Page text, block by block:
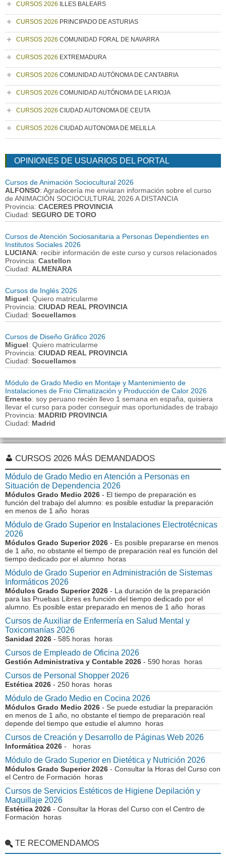
CURSOS 2026 ILLES BALEARS
CURSOS 2026 PRINCIPADO DE ASTURIAS
CURSOS 2026 COMUNIDAD FORAL DE NAVARRA
CURSOS 2026 EXTREMADURA
CURSOS 2026 COMUNIDAD AUTÓNOMA DE CANTABRIA
CURSOS 2026 COMUNIDAD AUTÓNOMA DE LA RIOJA
CURSOS 2026 CIUDAD AUTONOMA DE CEUTA
CURSOS 2026 CIUDAD AUTONOMA DE MELILLA
OPINIONES DE USUARIOS DEL PORTAL
Cursos de Animación Sociocultural 2026
ALFONSO: Agradecería me enviaran información sobre el curso
de ANIMACIÓN SOCIOCULTURAL 2026 A DISTANCIA
Provincia: CACERES PROVINCIA
Ciudad: SEGURO DE TORO
Cursos de Atención Sociosanitaria a Personas Dependientes en
Institutos Sociales 2026
LUCIANA: recibir información de este curso y cursos relacionados
Provincia: Castellon
Ciudad: ALMENARA
Cursos de Inglés 2026
Miguel: Quiero matricularme
Provincia: CIUDAD REAL PROVINCIA
Ciudad: Socuellamos
Cursos de Diseño Gráfico 2026
Miguel: Quiero matricularme
Provincia: CIUDAD REAL PROVINCIA
Ciudad: Socuellamos
Módulo de Grado Medio en Montaje y Mantenimiento de
Instalaciones de Frio Climatización y Producción de Calor 2026
Ernesto: soy peruano recién llevo 1 semana en españa, quisiera
llevar el curso para poder conseguir mas oportunidades de trabajo
Provincia: MADRID PROVINCIA
Ciudad: Madrid
CURSOS 2026 MÁS DEMANDADOS
Módulo de Grado Medio en Atención a Personas en
Situación de Dependencia 2026
Módulos Grado Medio 2026 - El tiempo de preparación es
función del trabajo del alumno: es posible estudiar la preparación
en menos de 1 año horas
Módulo de Grado Superior en Instalaciones Electrotécnicas
2026
Módulos Grado Superior 2026 - Es posible prepararse en menos
de 1 año, no obstante el tiempo de preparación real es función del
tiempo dedicado por el alumno horas
Módulo de Grado Superior en Administración de Sistemas
Informáticos 2026
Módulos Grado Superior 2026 - La duración de la preparación
para las Pruebas Libres es función del tiempo dedicado por el
alumno. Es posible estar preparado en menos de 1 año horas
Cursos de Auxiliar de Enfermería en Salud Mental y
Toxicomanías 2026
Sanidad 2026 - 585 horas horas
Cursos de Empleado de Oficina 2026
Gestión Administrativa y Contable 2026 - 590 horas horas
Cursos de Personal Shopper 2026
Estética 2026 - 250 horas horas
Módulo de Grado Medio en Cocina 2026
Módulos Grado Medio 2026 - Se puede estudiar la preparación
en menos de 1 año, no obstante el tiempo de preparación real
depende del tiempo que estudie el alumno horas
Cursos de Creación y Desarrollo de Páginas Web 2026
Informática 2026 - horas
Módulo de Grado Superior en Dietética y Nutrición 2026
Módulos Grado Superior 2026 - Consultar la Horas del Curso con
el Centro de Formación horas
Cursos de Servicios Estéticos de Higiene Depilación y
Maquillaje 2026
Estética 2026 - Consultar la Horas del Curso con el Centro de
Formación horas
TE RECOMENDAMOS